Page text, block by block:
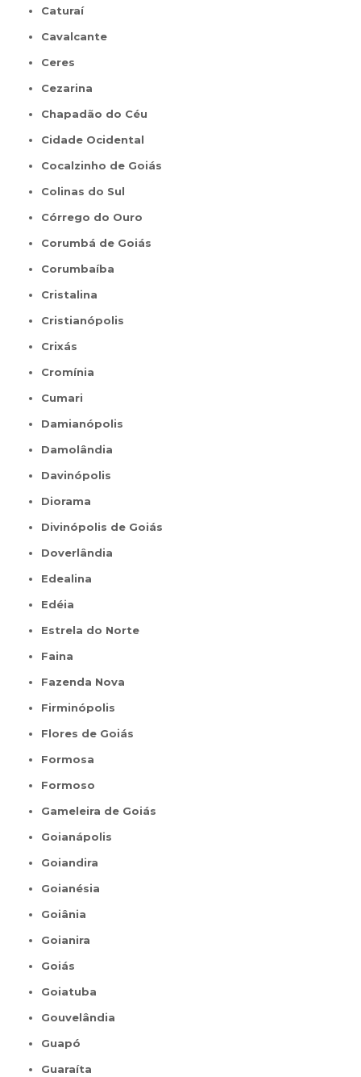
Caturaí
Cavalcante
Ceres
Cezarina
Chapadão do Céu
Cidade Ocidental
Cocalzinho de Goiás
Colinas do Sul
Córrego do Ouro
Corumbá de Goiás
Corumbaíba
Cristalina
Cristianópolis
Crixás
Cromínia
Cumari
Damianópolis
Damolândia
Davinópolis
Diorama
Divinópolis de Goiás
Doverlândia
Edealina
Edéia
Estrela do Norte
Faina
Fazenda Nova
Firminópolis
Flores de Goiás
Formosa
Formoso
Gameleira de Goiás
Goianápolis
Goiandira
Goianésia
Goiânia
Goianira
Goiás
Goiatuba
Gouvelândia
Guapó
Guaraíta